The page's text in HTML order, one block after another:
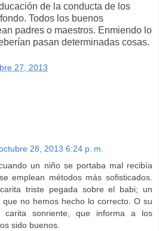
de la conducta de los
Todos los buenos
padres o maestros. Enmiendo lo
pasan determinadas cosas.
27, 2013
28, 2013 6:24 p. m.
un niño se portaba mal recibía
emplean métodos más sofisticados.
triste pegada sobre el babi; un
no hemos hecho lo correcto. O su
carita sonriente, que informa a los
sido buenos.